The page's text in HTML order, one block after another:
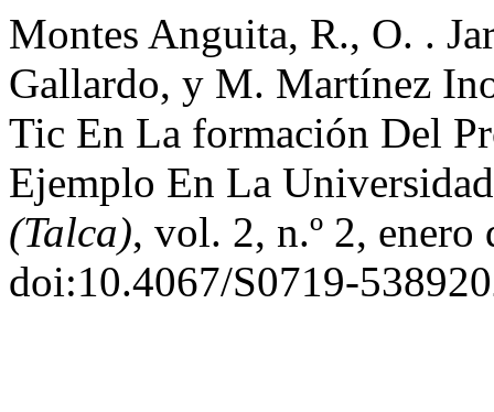
Montes Anguita, R., O. .
Gallardo, y M. Martínez
Tic En La formación Del
Ejemplo En La
(Talca), vol. 2, n.º 2,
doi:10.4067/S0719-